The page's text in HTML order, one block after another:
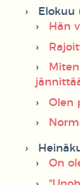
Elokuu
Hän
Olen
On